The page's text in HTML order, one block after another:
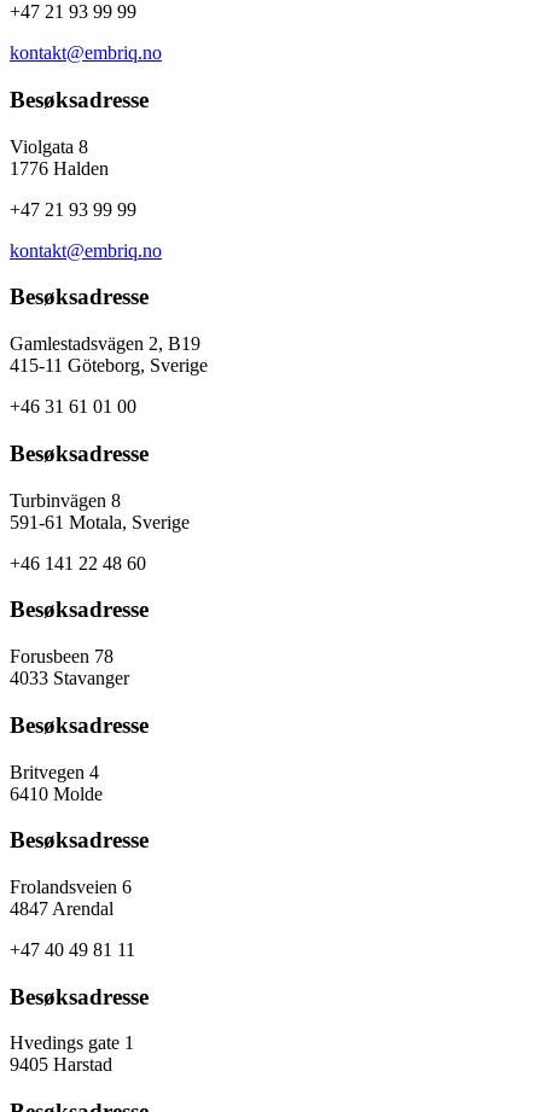
+47 21 93 99 99
kontakt@embriq.no
Besøksadresse
Violgata 8
1776 Halden
+47 21 93 99 99
kontakt@embriq.no
Besøksadresse
Gamlestadsvägen 2, B19
415-11 Göteborg, Sverige
+46 31 61 01 00
Besøksadresse
Turbinvägen 8
591-61 Motala, Sverige
+46 141 22 48 60
Besøksadresse
Forusbeen 78
4033 Stavanger
Besøksadresse
Britvegen 4
6410 Molde
Besøksadresse
Frolandsveien 6
4847 Arendal
+47 40 49 81 11
Besøksadresse
Hvedings gate 1
9405 Harstad